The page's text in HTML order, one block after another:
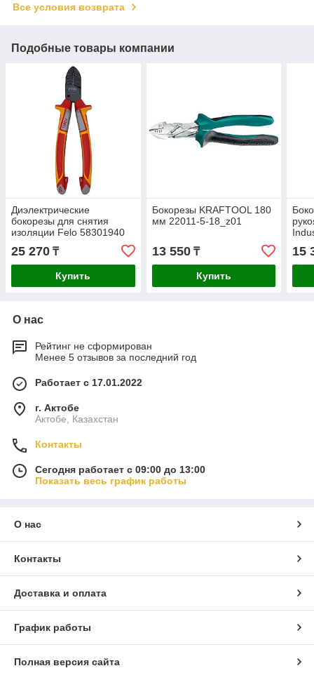
Все условия возврата
Подобные товары компании
Диэлектрические
бокорезы для снятия
изоляции Felo 58301940
25 270 ₸
Купить
Бокорезы KRAFTOOL 180
мм 22011-5-18_z01
13 550₸
Купить
15
О нас
Рейтинг не сформирован
Менее 5 отзывов за последний год
Работает с 17.01.2022
г. Актобе
Актобе, Казахстан
Контакты
Сегодня работает с 09:00 до 13:00
Показать весь график работы
О нас
Контакты
Доставка и оплата
График работы
Полная версия сайта